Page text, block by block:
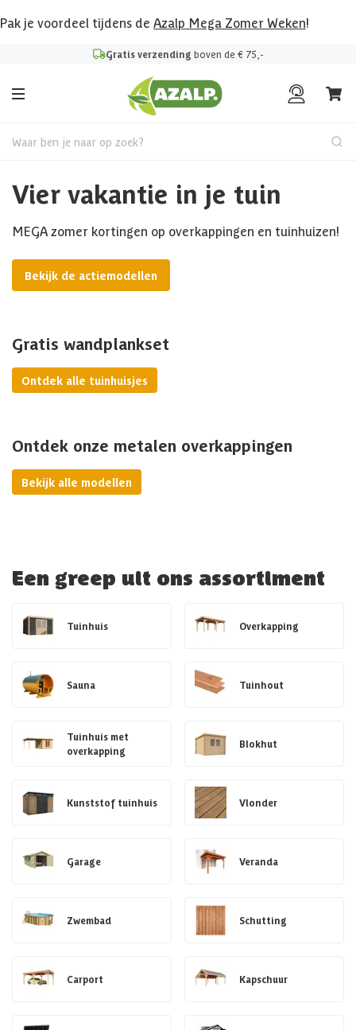
Pak je voordeel tijdens de Azalp Mega Zomer Weken!
Gratis verzending boven de € 75,-
Waar ben je naar op zoek?
Vier vakantie in je tuin
MEGA zomer kortingen op overkappingen en tuinhuizen!
Bekijk de actiemodellen
Gratis wandplankset
Ontdek alle tuinhuisjes
Ontdek onze metalen overkappingen
Bekijk alle modellen
Een greep uit ons assortiment
Tuinhuis Overkapping
Sauna Tuinhout
Tuinhuis met
overkapping
Blokhut
Kunststof tuinhuis Vlonder
Garage Veranda
Zwembad Schutting
Carport Kapschuur